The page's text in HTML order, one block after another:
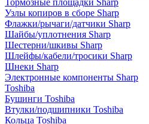
Тормозные площадки Sharp
Узлы копиров в сборе Sharp
Флажки/рычаги/датчики Sharp
Шайбы/уплотнения Sharp
Шестерни/шкивы Sharp
Шлейфы/кабели/тросики Sharp
Шнеки Sharp
Электронные компоненты Sharp
Toshiba
Бушинги Toshiba
Втулки/подшипники Toshiba
Кольца Toshiba